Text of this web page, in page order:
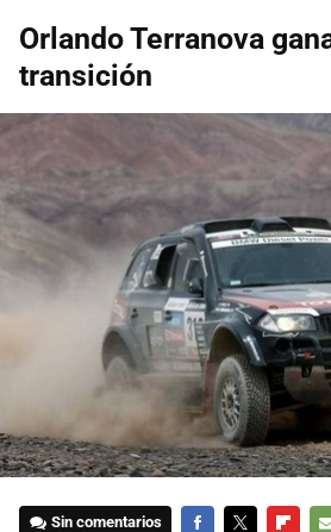
Orlando Terranova
transición
Sin comentarios